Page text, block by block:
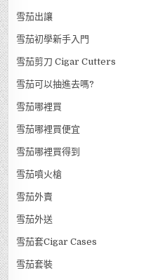
雪茄出讓
雪茄初學新手入門
雪茄剪刀 Cigar Cutters
雪茄可以抽進去嗎?
雪茄哪裡買
雪茄哪裡買便宜
雪茄哪裡買得到
雪茄噴火槍
雪茄外賣
雪茄外送
雪茄套Cigar Cases
雪茄套裝